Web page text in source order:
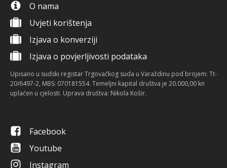
O nama
Uvjeti korištenja
Izjava o konverziji
Izjava o povjerljivosti podataka
Upisano u sudski registar Trgovačkog suda u Varaždinu pod brojem: Tt-
20/6497-2, MBS: 070181554. Temeljni kapital društva je 20.000,00 kn
uplaćen u cjelosti. Uprava društva: Nikola Košir.
Facebook
Youtube
Instagram